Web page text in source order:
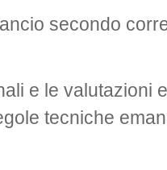
secondo
e le valutazioni
tecniche